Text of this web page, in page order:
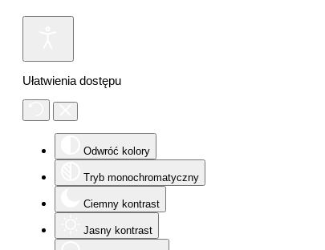
Ułatwienia dostępu
Odwróć kolory
Tryb monochromatyczny
Ciemny kontrast
Jasny kontrast